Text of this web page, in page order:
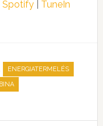
Spotify| TuneIn
ENERGIATERMELÉS